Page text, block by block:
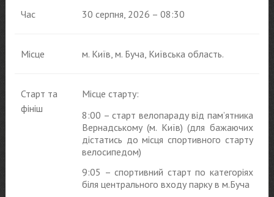
Час 30 серпня, 2026 – 08:30
Місце м. Київ, м. Буча, Київська область.
Старт та
фініш
Місце старту:
8:00 – старт велопараду від памʼятника
Вернадському (м. Київ) (для бажаючих
дістатись до місця спортивного старту
велосипедом)
9:05 – спортивний старт по категоріях
біля центрального входу парку в м.Буча